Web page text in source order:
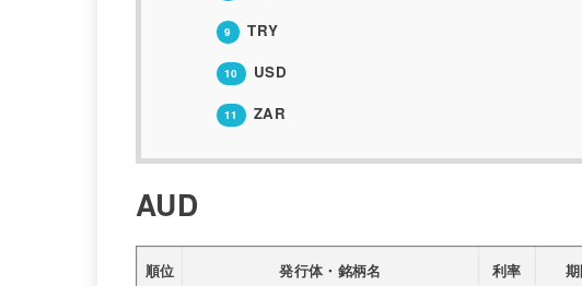
9 TRY
10 USD
11 ZAR
AUD
順位 発行体・銘柄名 利率